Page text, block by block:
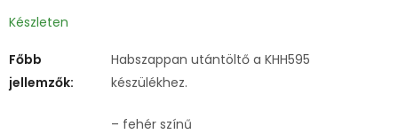
Készleten
Főbb
jellemzők:
Habszappan utántöltő a KHH595
készülékhez.
– fehér színű